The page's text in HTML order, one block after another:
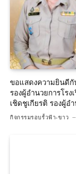
ขอแสดงความยินดี
รองผู้อำนวยการโรง
เชิดชูเกียรติ รองผู้อ
กิจกรรมรอบรั้วฟ้า-ขาว